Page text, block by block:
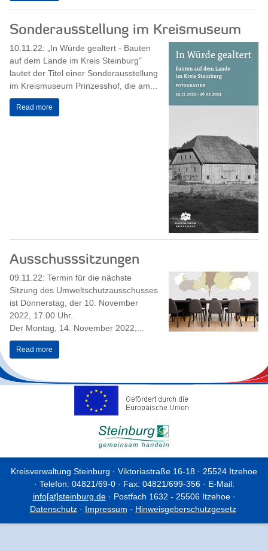
Sonderausstellung im Kreismuseum
10.11.22: „In Würde gealtert - Bauten
auf dem Lande im Kreis Steinburg"
lautet der Titel einer Sonderausstellung
im Kreismuseum Prinzesshof, die am...
Read more
Ausschusssitzungen
09.11.22: Termin für die nächste
Sitzung des Umweltschutzausschusses
ist Donnerstag, der 10. November
2022, 17.00 Uhr.
Der Montag, 14. November 2022,...
Read more
Kreisverwaltung Steinburg · Viktoriastraße 16-18 · 25524 Itzehoe
· Telefon: 04821/69-0 · Fax: 04821/699-356 · E-Mail:
info[at]steinburg.de· Postfach 1632 - 25506 Itzehoe ·
Datenschutz· Impressum · Hinweisgeberschutzgesetz